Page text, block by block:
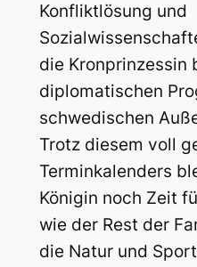
Konfliktlösung und
die Kronprinzessin
diplomatischen
schwedischen
Trotz diesem voll
Terminkalenders
Königin noch Zeit
wie der Rest der
die Natur und